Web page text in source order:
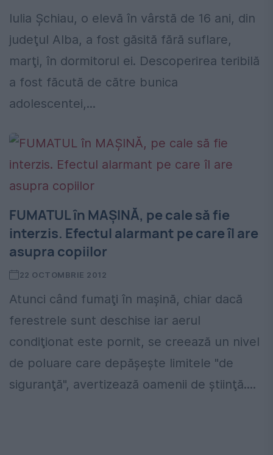
Iulia Şchiau, o elevă în vârstă de 16 ani, din
judeţul Alba, a fost găsită fără suflare,
marţi, în dormitorul ei. Descoperirea teribilă
a fost făcută de către bunica
adolescentei,...
FUMATUL în MAŞINĂ, pe cale să fie
interzis. Efectul alarmant pe care îl are
asupra copiilor
22 OCTOMBRIE 2012
Atunci când fumaţi în maşină, chiar dacă
ferestrele sunt deschise iar aerul
condiţionat este pornit, se creează un nivel
de poluare care depăşeşte limitele "de
siguranţă", avertizează oamenii de ştiinţă....